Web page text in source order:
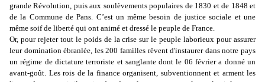
grande Révolution, puis aux soulèvements populaires de 1830 et de 1848 et
de la Commune de Pans. C’est un même besoin de justice sociale et une
même soif de liberté qui ont animé et dressé le peuple de France.
Or, pour rejeter tout le poids de la crise sur le peuple laborieux pour assurer
leur domination ébranlée, les 200 familles rêvent d'instaurer dans notre pays
un régime de dictature terroriste et sanglante dont le 06 février a donné un
avant-goût. Les rois de la finance organisent, subventionnent et arment les